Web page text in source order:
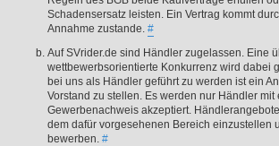
Schadensersatz leisten. Ein Vertrag kommt
Annahme zustande. #
Auf SVrider.de sind Händler zugelassen. Eine
wettbewerbsorientierte Konkurrenz wird dabei
bei uns als Händler geführt zu werden ist ein
Vorstand zu stellen. Es werden nur Händler mit
Gewerbenachweis akzeptiert.
dem dafür vorgesehenen Bereich einzustellen
bewerben. #